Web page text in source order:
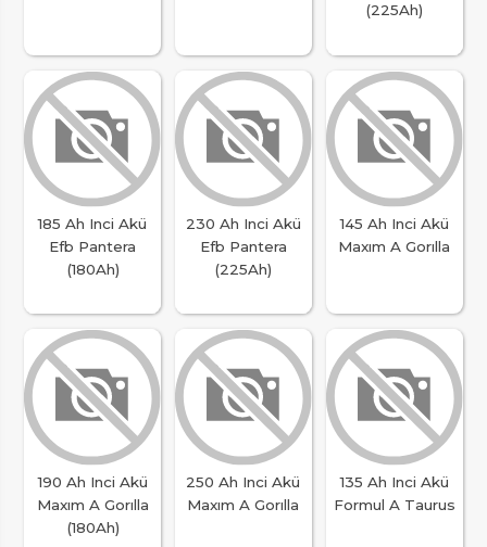
(225Ah)
185 Ah Inci Akü
Efb Pantera
(180Ah)
230 Ah Inci Akü
Efb Pantera
(225Ah)
145 Ah Inci Akü
Maxım A Gorılla
190 Ah Inci Akü
Maxım A Gorılla
(180Ah)
250 Ah Inci Akü
Maxım A Gorılla
135 Ah Inci Akü
Formul A Taurus